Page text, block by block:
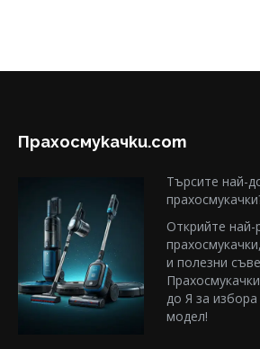
Прахосмукачки.com
Търсите най-
Открийте
и полезни
до Я за
модел!